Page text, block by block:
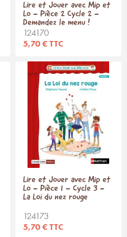
Lire et Jouer avec Mip et
Lo - Pièce 2 Cycle 2 -
Demandez le menu !
124170
5,70 € TTC
Lire et Jouer avec Mip et
Lo - Pièce 1 - Cycle 3 -
La Loi du nez rouge
124173
5,70 € TTC